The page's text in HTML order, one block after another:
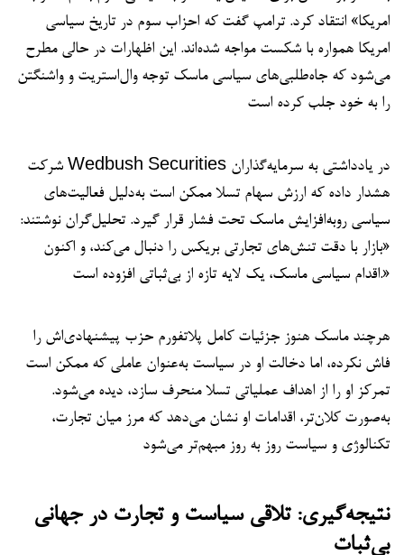
امریکا» انتقاد کرد. ترامپ گفت که احزاب سوم در تاریخ سیاسی
امریکا همواره با شکست مواجه شده‌اند. این اظهارات در حالی مطرح
می‌شود که جاه‌طلبی‌های سیاسی ماسک توجه وال‌استریت و واشنگتن
را به خود جلب کرده است
شرکت Wedbush Securities در یادداشتی به سرمایه‌گذاران
هشدار داده که ارزش سهام تسلا ممکن است به‌دلیل فعالیت‌های
سیاسی روبه‌افزایش ماسک تحت فشار قرار گیرد. تحلیل‌گران نوشتند:
«بازار با دقت تنش‌های تجارتی بریکس را دنبال می‌کند، و اکنون
اقدام سیاسی ماسک، یک لایه تازه از بی‌ثباتی افزوده است.»
هرچند ماسک هنوز جزئیات کامل پلاتفورم حزب پیشنهادی‌اش را
فاش نکرده، اما دخالت او در سیاست به‌عنوان عاملی که ممکن است
تمرکز او را از اهداف عملیاتی تسلا منحرف سازد، دیده می‌شود.
به‌صورت کلان‌تر، اقدامات او نشان می‌دهد که مرز میان تجارت،
تکنالوژی و سیاست روز به روز مبهم‌تر می‌شود
نتیجه‌گیری: تلاقی سیاست و تجارت در جهانی
بی‌ثبات